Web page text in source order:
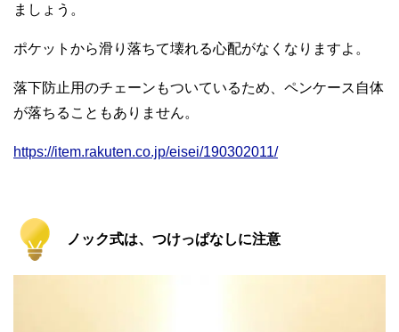
ましょう。
ポケットから滑り落ちて壊れる心配がなくなりますよ。
落下防止用のチェーンもついているため、ペンケース自体
が落ちることもありません。
https://item.rakuten.co.jp/eisei/190302011/
ノック式は、つけっぱなしに注意